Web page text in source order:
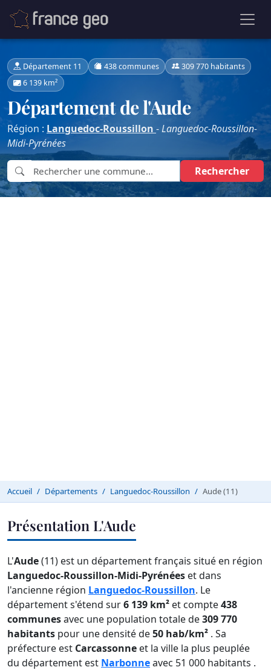
Département 11 438 communes
309 770 habitants
6 139 km²
Département de l'Aude
Région : Languedoc-Roussillon -Languedoc-Roussillon-
Midi-Pyrénées
Rechercher
Accueil Départements Languedoc-Roussillon Aude (11)
Présentation L'Aude
L'Aude(11) est un département français situé en région
Languedoc-Roussillon-Midi-Pyrénées et dans
l'ancienne région Languedoc-Roussillon. Le
département s'étend sur6 139 km² et compte438
communesavec une population totale de309 770
habitants pour une densité de50 hab/km² . Sa
préfecture est Carcassonne et la ville la plus peuplée
du département est Narbonneavec 51 000 habitants .